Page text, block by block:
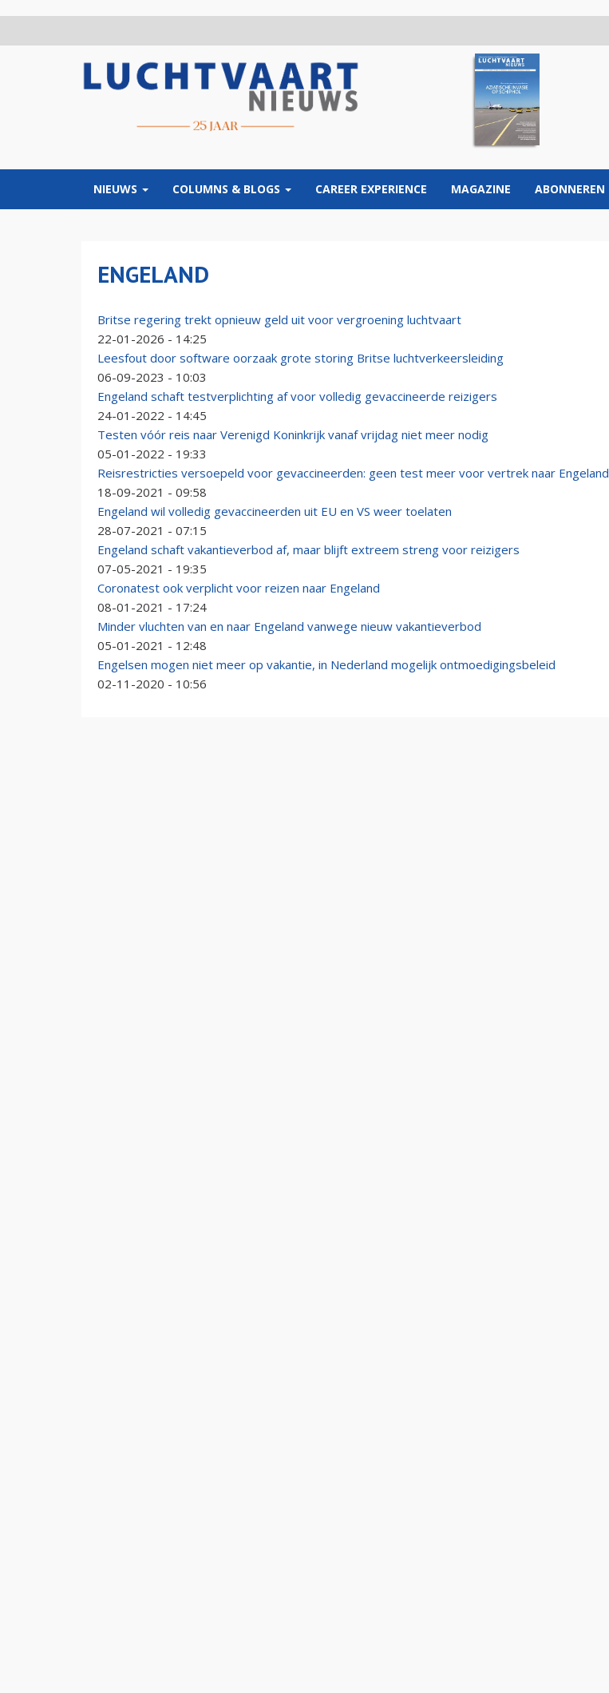
NIEUWS COLUMNS & BLOGS CAREER EXPERIENCE MAGAZINE ABONNEREN
ENGELAND
Britse regering trekt opnieuw geld uit voor vergroening luchtvaart
22-01-2026 - 14:25
Leesfout door software oorzaak grote storing Britse luchtverkeersleiding
06-09-2023 - 10:03
Engeland schaft testverplichting af voor volledig gevaccineerde reizigers
24-01-2022 - 14:45
Testen vóór reis naar Verenigd Koninkrijk vanaf vrijdag niet meer nodig
05-01-2022 - 19:33
Reisrestricties versoepeld voor gevaccineerden: geen test meer voor vertrek naar Engeland
18-09-2021 - 09:58
Engeland wil volledig gevaccineerden uit EU en VS weer toelaten
28-07-2021 - 07:15
Engeland schaft vakantieverbod af, maar blijft extreem streng voor reizigers
07-05-2021 - 19:35
Coronatest ook verplicht voor reizen naar Engeland
08-01-2021 - 17:24
Minder vluchten van en naar Engeland vanwege nieuw vakantieverbod
05-01-2021 - 12:48
Engelsen mogen niet meer op vakantie, in Nederland mogelijk ontmoedigingsbeleid
02-11-2020 - 10:56